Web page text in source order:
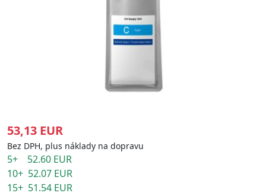
53,13 EUR
Bez DPH, plus náklady na dopravu
5+ 52.60 EUR
10+ 52.07 EUR
15+ 51.54 EUR